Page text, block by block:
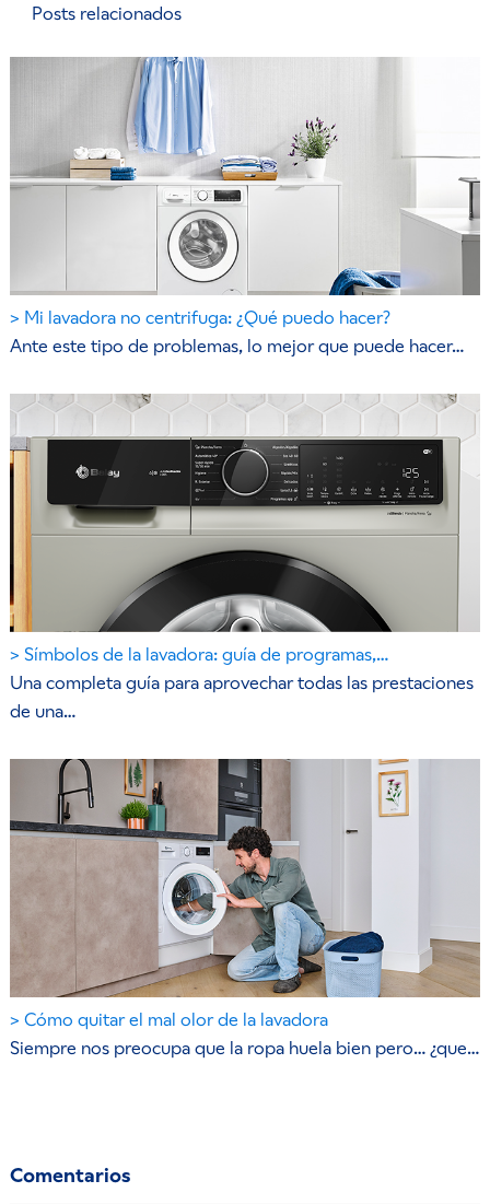
Posts relacionados
Mi lavadora no centrifuga: ¿Qué puedo hacer?
Ante este tipo de problemas, lo mejor que puede hacer…
Símbolos de la lavadora: guía de programas,…
Una completa guía para aprovechar todas las prestaciones
de una…
Cómo quitar el mal olor de la lavadora
Siempre nos preocupa que la ropa huela bien pero… ¿que…
Comentarios